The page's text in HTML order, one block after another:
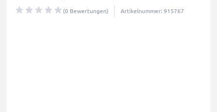
(0 Bewertungen) Artikelnummer: 915767